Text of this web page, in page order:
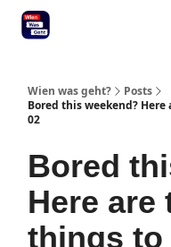
Wien was geht?
Posts
Bored this weekend?
02
Bored
Here are
things to